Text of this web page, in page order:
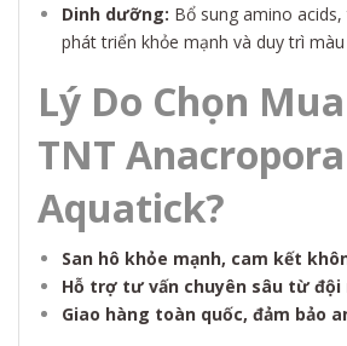
Dinh dưỡng: Bổ sung amino
phát triển khỏe mạnh và duy trì
Lý Do Chọn
TNT
Aquatick?
San hô khỏe mạnh, cam kết
Hỗ trợ tư vấn chuyên sâu từ
Giao hàng toàn quốc, đảm bảo